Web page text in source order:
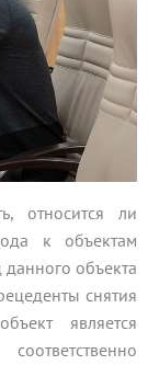
относится ли
к объектам
данного объекта
снятия
является